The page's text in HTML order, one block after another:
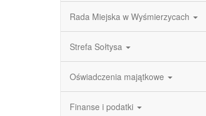
Rada Miejska w Wyśmierzycach
Strefa Sołtysa
Oświadczenia majątkowe
Finanse i podatki